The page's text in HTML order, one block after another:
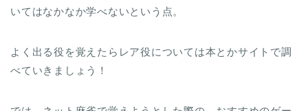
いてはなかなか学べないという点。
よく出る役を覚えたらレア役については本とかサイトで調
べていきましょう！